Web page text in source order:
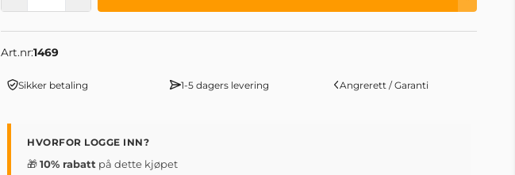
Art.nr:1469
Sikker betaling 1-5 dagers levering Angrerett / Garanti
HVORFOR LOGGE INN?
🎁10% rabatt på dette kjøpet